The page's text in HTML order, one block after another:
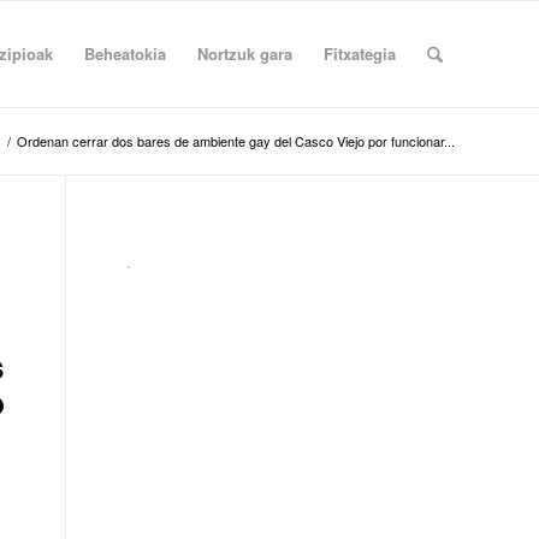
Beheatokia Nortzuk gara Fitxategia
/ Ordenan cerrar dos bares de ambiente gay del Casco Viejo por funcionar...
.